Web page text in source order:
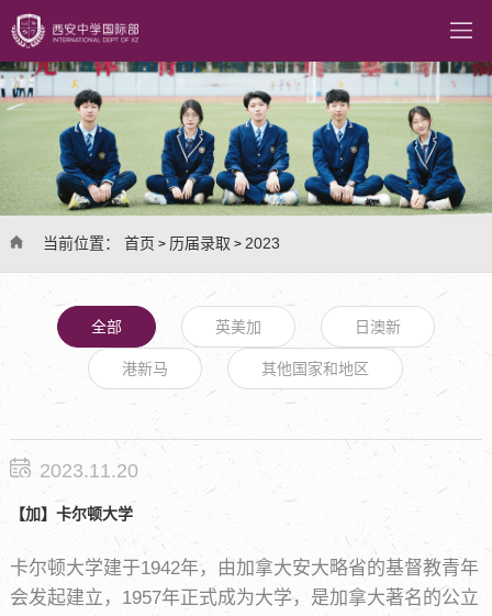
当前位置： 首页 > 历届录取 > 2023
全部 英美加 日澳新
港新马 其他国家和地区
2023.11.20
【加】卡尔顿大学
卡尔顿大学建于1942年，由加拿大安大略省的基督教青年
会发起建立，1957年正式成为大学，是加拿大著名的公立